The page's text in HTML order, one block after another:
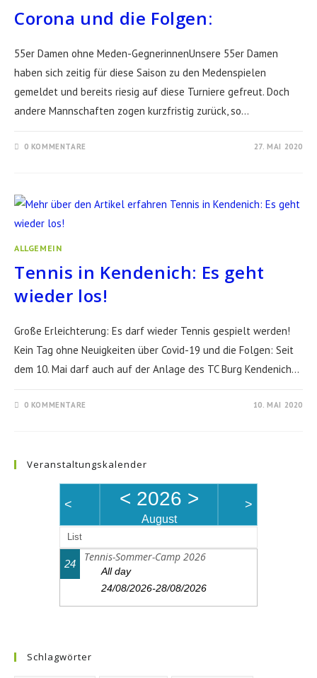
Corona und die Folgen:
55er Damen ohne Meden-GegnerinnenUnsere 55er Damen
haben sich zeitig für diese Saison zu den Medenspielen
gemeldet und bereits riesig auf diese Turniere gefreut. Doch
andere Mannschaften zogen kurzfristig zurück, so…
0 KOMMENTARE 27. MAI 2020
ALLGEMEIN
Tennis in Kendenich: Es geht
wieder los!
Große Erleichterung: Es darf wieder Tennis gespielt werden!
Kein Tag ohne Neuigkeiten über Covid-19 und die Folgen: Seit
dem 10. Mai darf auch auf der Anlage des TC Burg Kendenich…
0 KOMMENTARE 10. MAI 2020
Veranstaltungskalender
< < 2026 >
August
>
List
24
Tennis-Sommer-Camp 2026
All day
24/08/2026-28/08/2026
Schlagwörter